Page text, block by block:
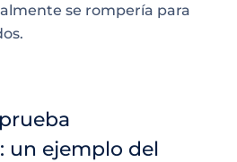
se rompería para
un ejemplo del